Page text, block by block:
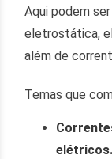
Aqui podem
eletrostática,
além de
Temas que
elétricos.